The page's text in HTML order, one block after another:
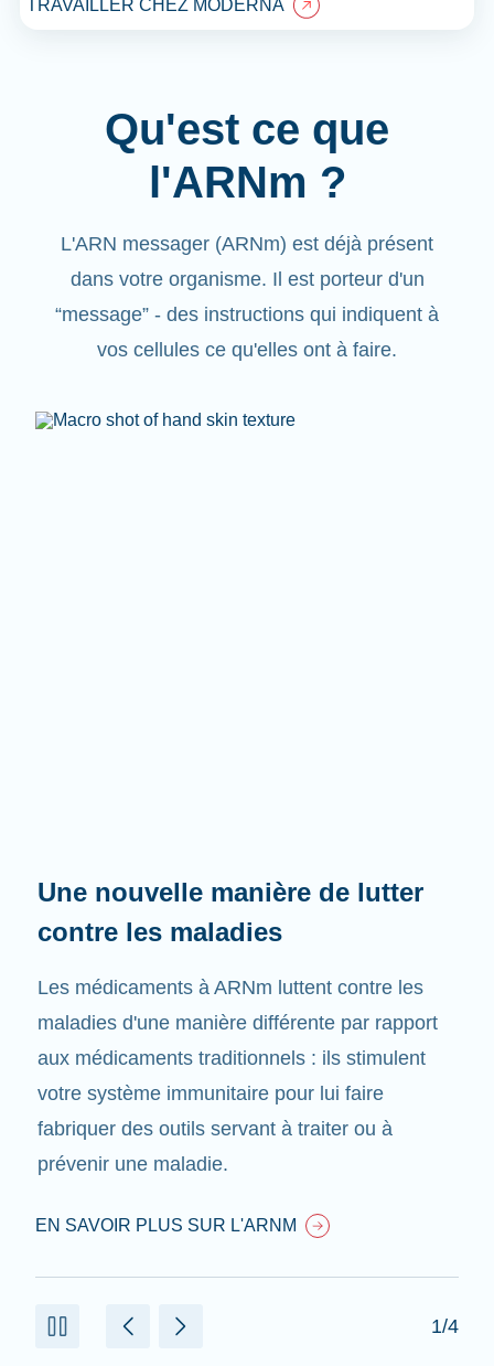
TRAVAILLER CHEZ MODERNA
Qu'est ce que
l'ARNm ?
L'ARN messager (ARNm) est déjà présent
dans votre organisme. Il est porteur d'un
“message” - des instructions qui indiquent à
vos cellules ce qu'elles ont à faire.
Une nouvelle manière de lutter
contre les maladies
Les médicaments à ARNm luttent contre les
maladies d'une manière différente par rapport
aux médicaments traditionnels : ils stimulent
votre système immunitaire pour lui faire
fabriquer des outils servant à traiter ou à
prévenir une maladie.
EN SAVOIR PLUS SUR L'ARNM
1/4